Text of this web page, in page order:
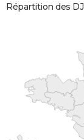
Répartition des